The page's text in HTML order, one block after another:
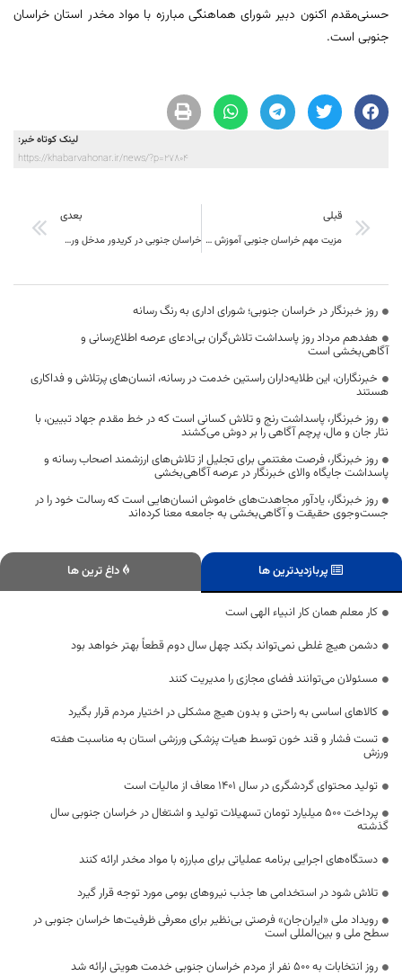
حسنی‌مقدم اکنون دبیر شورای هماهنگی مبارزه با مواد مخدر استان خراسان
جنوبی است.
لینک کوتاه خبر:
https://khabarvahonar.ir/news/?p=27804
قبلی
مزیت مهم خراسان جنوبی آموزش عالی است
بعدی
خراسان جنوبی در کریدور مدخل ورودی قاچاق به سمت استان‌های میانی و شمالی قرار دارد
روز خبرنگار در خراسان جنوبی؛ شورای اداری به رنگ رسانه
هفدهم مرداد روز پاسداشت تلاش‌گران بی‌ادعای عرصه اطلاع‌رسانی و
آگاهی‌بخشی است
خبرنگاران، این طلایه‌داران راستین خدمت در رسانه، انسان‌های پرتلاش و فداکاری
هستند
روز خبرنگار، پاسداشت رنج و تلاش کسانی است که در خط مقدم جهاد تبیین، با
نثار جان و مال، پرچم آگاهی را بر دوش می‌کشند
روز خبرنگار، فرصت مغتنمی برای تجلیل از تلاش‌های ارزشمند اصحاب رسانه و
پاسداشت جایگاه والای خبرنگار در عرصه آگاهی‌بخشی
روز خبرنگار، یادآور مجاهدت‌های خاموش انسان‌هایی است که رسالت خود را در
جست‌وجوی حقیقت و آگاهی‌بخشی به جامعه معنا کرده‌اند
پربازدیدترین ها داغ ترین ها
کار معلم همان کار انبیاء الهی است
دشمن هیچ غلطی نمی‌تواند بکند چهل سال دوم قطعاً بهتر خواهد بود
مسئولان می‌توانند فضای مجازی را مدیریت کنند
کالاهای اساسی به راحتی و بدون هیچ مشکلی در اختیار مردم قرار بگیرد
تست فشار و قند خون توسط هیات پزشکی ورزشی استان به مناسبت هفته
ورزش
تولید محتوای گردشگری در سال ۱۴۰۱ معاف از مالیات است
پرداخت ۵۰۰ میلیارد تومان تسهیلات تولید و اشتغال در خراسان جنوبی سال
گذشته
دستگاه‌های اجرایی برنامه عملیاتی برای مبارزه با مواد مخدر ارائه کنند
تلاش شود در استخدامی ها جذب نیروهای بومی مورد توجه قرار گیرد
رویداد ملی «ایران‌جان» فرصتی بی‌نظیر برای معرفی ظرفیت‌ها خراسان جنوبی در
سطح ملی و بین‌المللی است
روز انتخابات به ۵۰۰ نفر از مردم خراسان جنوبی خدمت هویتی ارائه شد